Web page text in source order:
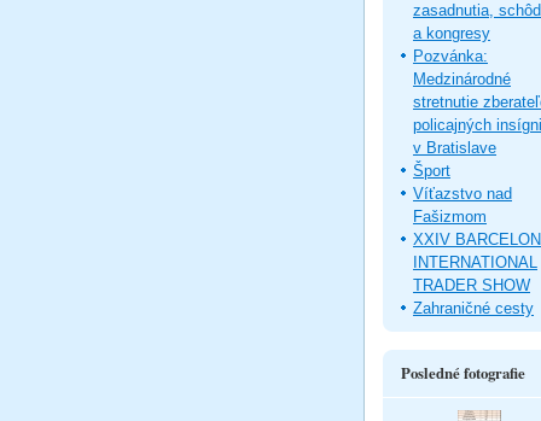
zasadnutia,
a kongresy
Pozvánka:
Medzinárodné
stretnutie
policajných
v Bratislave
Šport
Víťazstvo nad
Fašizmom
XXIV
INTERNATIONAL
TRADER SHOW
Zahraničné cesty
Posledné fotografie